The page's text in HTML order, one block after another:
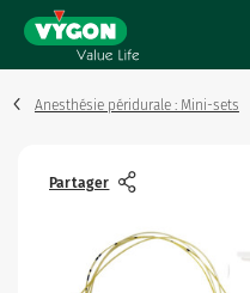
Panneau de gestion des cookies
principal
Anesthésie péridurale : Mini-sets
Partager